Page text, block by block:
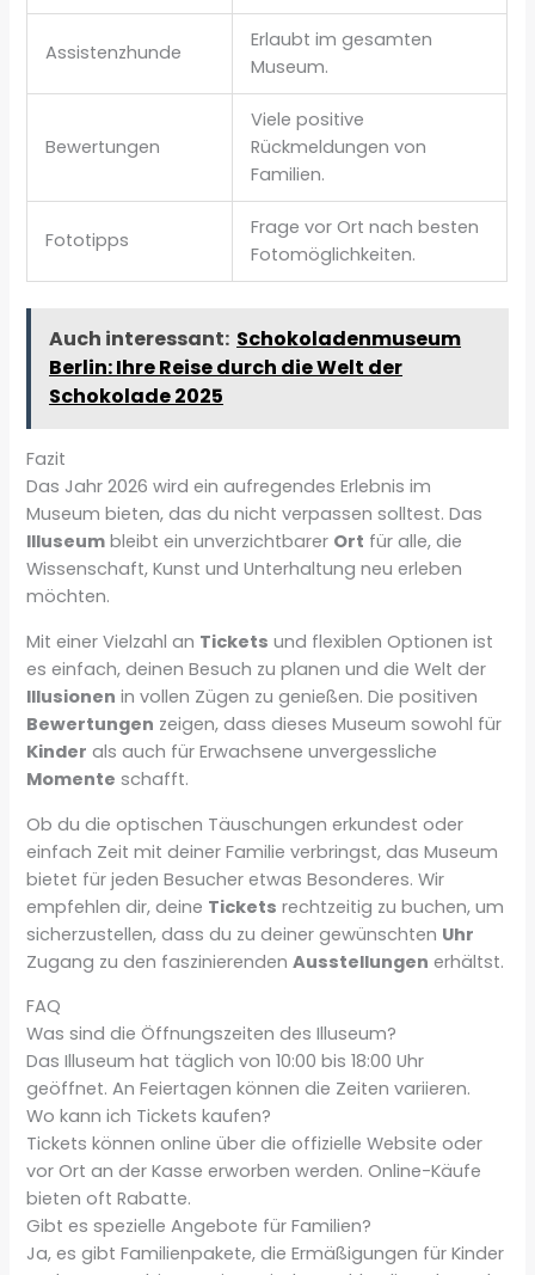
Assistenzhunde
Erlaubt im gesamten
Museum.
Bewertungen
Viele positive
Rückmeldungen von
Familien.
Fototipps
Frage vor Ort nach besten
Fotomöglichkeiten.
Auch interessant: Schokoladenmuseum
Berlin: Ihre Reise durch die Welt der
Schokolade 2025
Fazit
Das Jahr 2026 wird ein aufregendes Erlebnis im
Museum bieten, das du nicht verpassen solltest. Das
Illuseum bleibt ein unverzichtbarer Ort für alle, die
Wissenschaft, Kunst und Unterhaltung neu erleben
möchten.
Mit einer Vielzahl an Tickets und flexiblen Optionen ist
es einfach, deinen Besuch zu planen und die Welt der
Illusionen in vollen Zügen zu genießen. Die positiven
Bewertungen zeigen, dass dieses Museum sowohl für
Kinder als auch für Erwachsene unvergessliche
Momente schafft.
Ob du die optischen Täuschungen erkundest oder
einfach Zeit mit deiner Familie verbringst, das Museum
bietet für jeden Besucher etwas Besonderes. Wir
empfehlen dir, deine Tickets rechtzeitig zu buchen, um
sicherzustellen, dass du zu deiner gewünschten Uhr
Zugang zu den faszinierendenAusstellungen erhältst.
FAQ
Was sind die Öffnungszeiten des Illuseum?
Das Illuseum hat täglich von 10:00 bis 18:00 Uhr
geöffnet. An Feiertagen können die Zeiten variieren.
Wo kann ich Tickets kaufen?
Tickets können online über die offizielle Website oder
vor Ort an der Kasse erworben werden. Online-Käufe
bieten oft Rabatte.
Gibt es spezielle Angebote für Familien?
Ja, es gibt Familienpakete, die Ermäßigungen für Kinder